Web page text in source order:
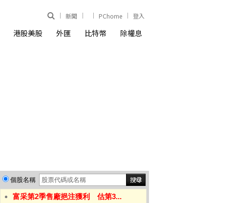
新聞 PChome 登入
港股美股 外匯 比特幣 除權息
個股名稱
富采第2季售廠挹注獲利 估第3...